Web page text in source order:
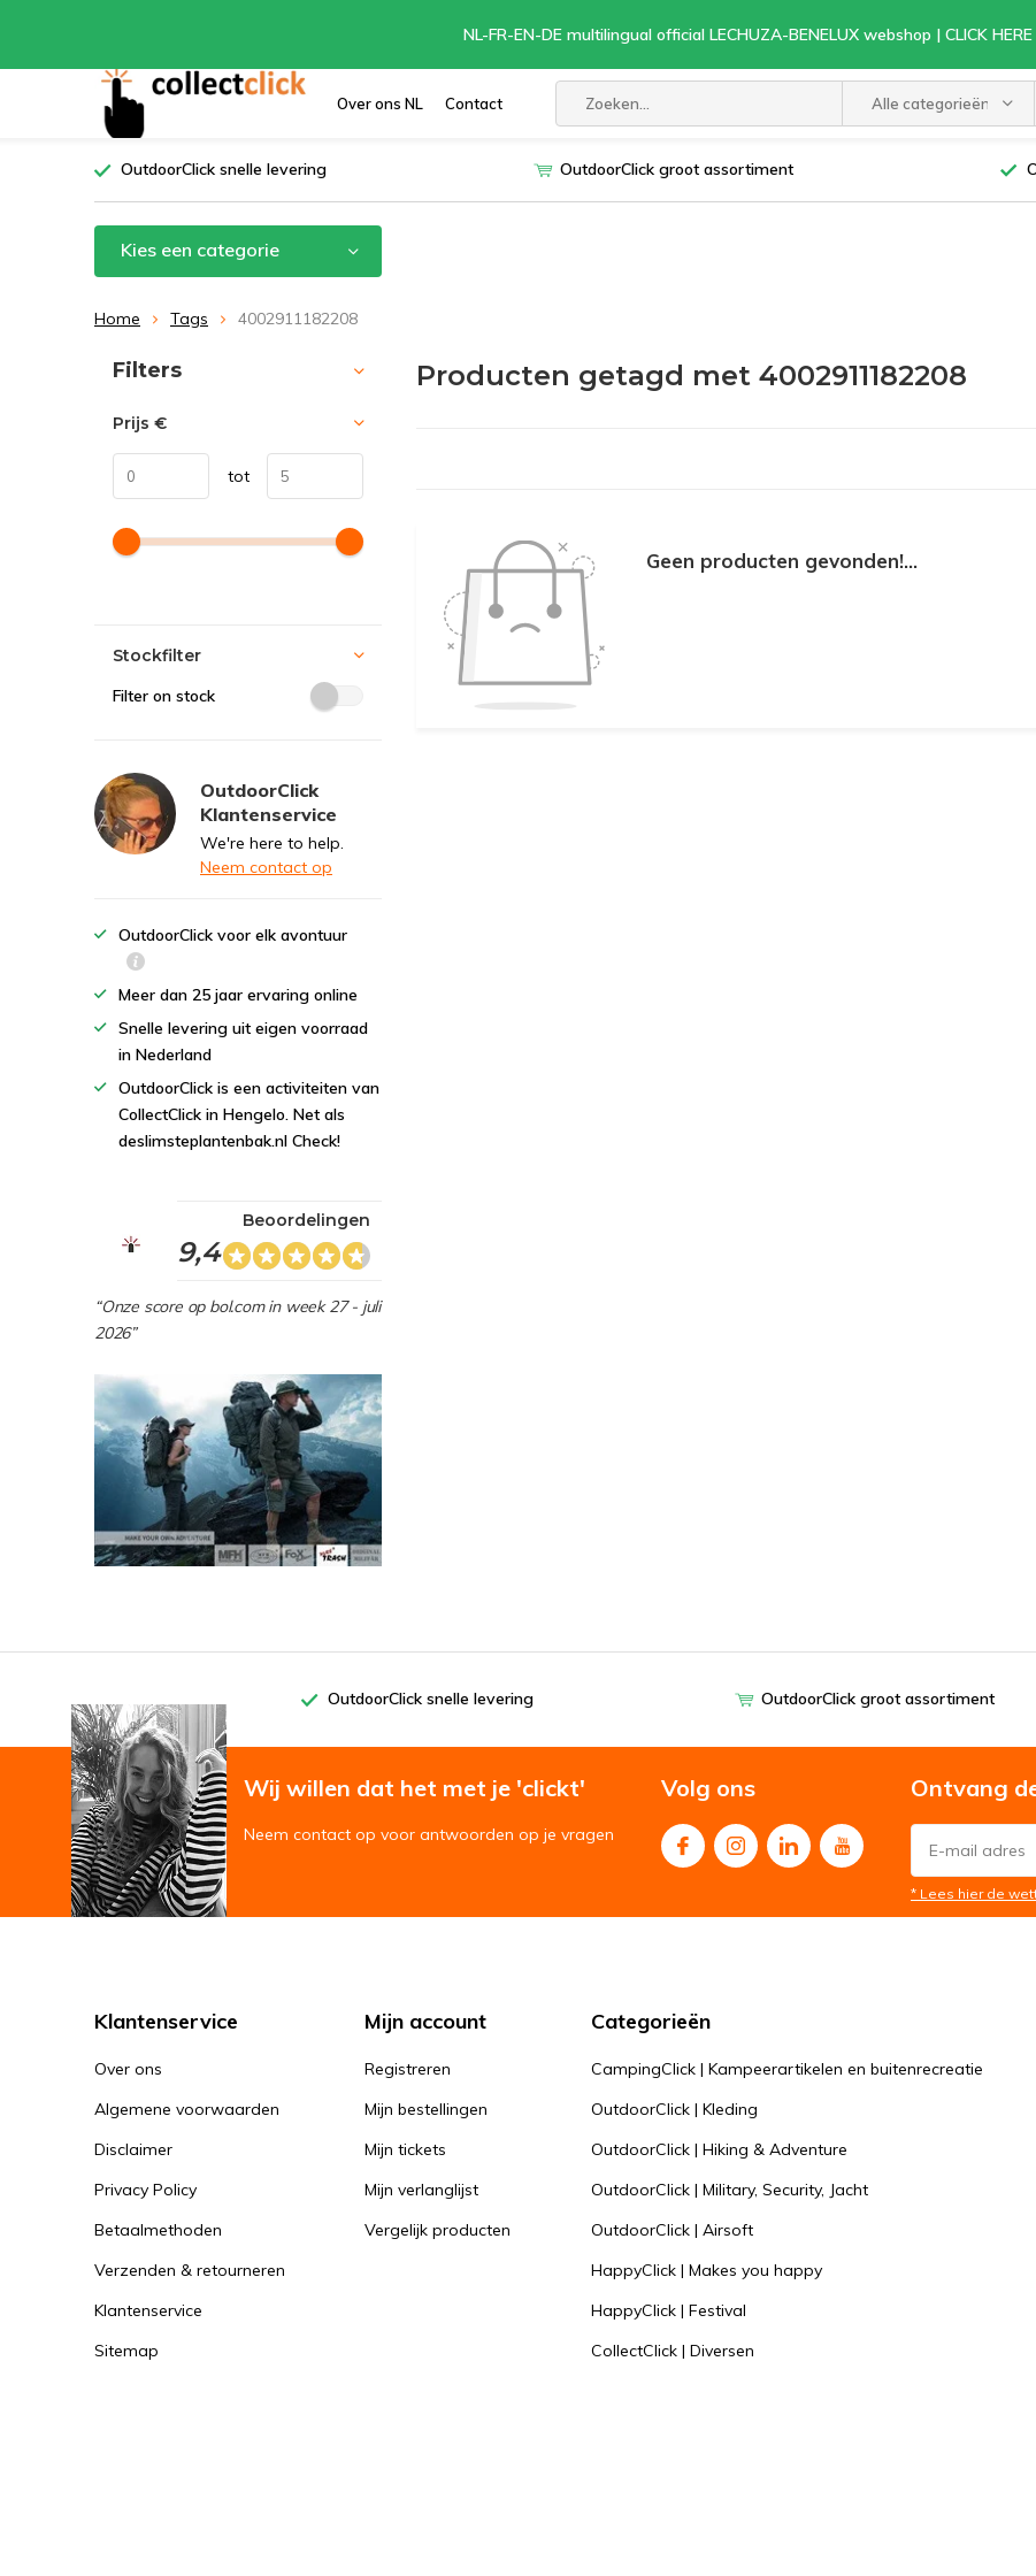
Over ons NL Contact Alle categorieën
NL-FR-EN-DE multilingual official LECHUZA-BENELUX webshop | CLICK
OutdoorClick snelle levering OutdoorClick groot assortiment
Kies een categorie
Home Tags 4002911182208
Producten getagd met 4002911182208
Geen producten gevonden!...
Sorteren op:
Filters
Prijs €
tot
Stockfilter
Filter on stock
OutdoorClick
Klantenservice
We're here to help.
Neem contact op
OutdoorClick voor elk avontuur
Meer dan 25 jaar ervaring online
Snelle levering uit eigen voorraad
in Nederland
OutdoorClick is een activiteiten van
CollectClick in Hengelo. Net als
deslimsteplantenbak.nl Check!
9,4
Beoordelingen
“Onze score op bol.com in week 27 - juli
2026”
OutdoorClick snelle levering OutdoorClick groot assortiment
Wij willen dat het met je 'clickt'
Neem contact op voor antwoorden op je vragen
Volg ons Ontvang
* Lees hier de
Klantenservice
Over ons
Algemene voorwaarden
Disclaimer
Privacy Policy
Betaalmethoden
Verzenden & retourneren
Klantenservice
Sitemap
Mijn account
Registreren
Mijn bestellingen
Mijn tickets
Mijn verlanglijst
Vergelijk producten
Categorieën
CampingClick | Kampeerartikelen en buitenrecreatie
OutdoorClick | Kleding
OutdoorClick | Hiking & Adventure
OutdoorClick | Military, Security, Jacht
OutdoorClick | Airsoft
HappyClick | Makes you happy
HappyClick | Festival
CollectClick | Diversen